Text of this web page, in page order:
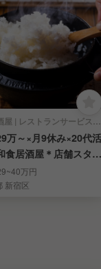
和食, 居酒屋 | レストランサービス・ホールスタッフ
万～×月9休み×20代活
食居酒屋＊店舗スタッ
万円
新宿区